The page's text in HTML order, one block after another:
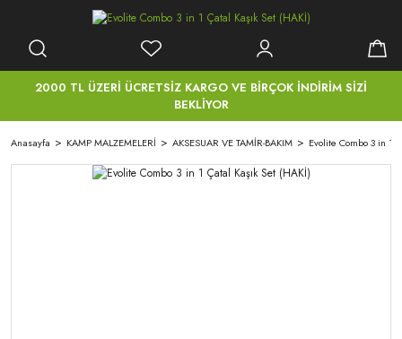
2000 TL ÜZERİ ÜCRETSİZ KARGO VE BİRÇOK İNDİRİM SİZİ
BEKLİYOR
Anasayfa KAMP MALZEMELERİ AKSESUAR VE TAMİR-BAKIM Evolite Combo 3 in 1